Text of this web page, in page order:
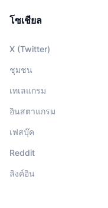
โซเชียล
X (Twitter)
ชุมชน
เทเลแกรม
อินสตาแกรม
เฟสบุ๊ค
Reddit
ลิงค์อิน